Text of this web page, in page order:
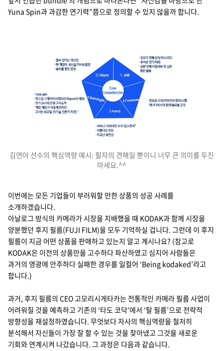
Yuna Spin과 과감한 연기력”쯤으로 정의할 수 있지 않을까 합니다.
김연아 선수의 핵심역량 예시: 필자의 견해일 뿐이니 너무 큰 의미를 두진
마세요.^^
이번에는 모든 기업들이 부러워할 만한 상품의 성공 사례를
소개하겠습니다.
아날로그 방식의 카메라가 시장을 지배했을 때 KODAK과 함께 시장을
양분했던 후지 필름(FUJI FILM)을 모두 기억하실 겁니다. 그런데 이 후지
필름이 지금 어떤 상품을 판매하고 있는지 알고 계시나요? (참고로
KODAK은 이전의 상품만을 고수하다 파산하였고 심지어 사람들은
과거의 영광에 안주하다 실패한 경우를 일컬어 ‘Being kodaked’라고
합니다.)
과거, 후지 필름의 CEO 고모리시게타카는 전통적인 카메라 필름 사업이
어려워질 것을 예측하고 기존의 ‘타도 코닥’에서 ‘탈 필름’으로 전략적
방향성을 재설정하였습니다. 무엇보다 자사의 핵심역량을 철저히
분석해서 자신들이 가장 잘 할 수 있는 것을 찾아냈고 그것을 새로운
기회와 연계시켜 나갔습니다. 그 과정은 다음과 같습니다.